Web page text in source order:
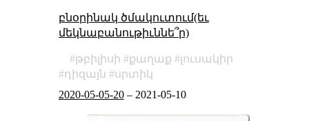
բնօրինակ ծմակուտում(եւ
մեկնաբանութիւննե՞ր)
թբիլիսի քաղաք
լուսակիր
դիզայն
սրտիկ
2020-05-05-20– 2021-05-10